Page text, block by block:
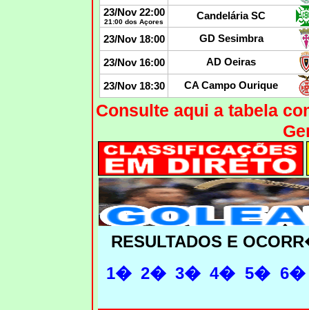
23/Nov 22:00
21:00 dos Açores
Candelária SC
23/Nov 18:00 GD Sesimbra
23/Nov 16:00 AD Oeiras
23/Nov 18:30 CA Campo Ourique
Consulte aqui a tabela
RESULTADOS E
1� 2� 3� 4� 5� 6�